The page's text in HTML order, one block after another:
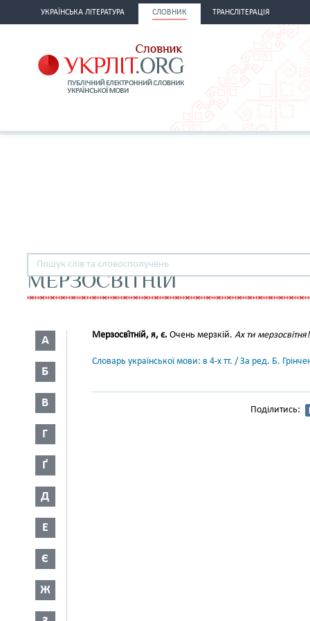
УКРАЇНСЬКА ЛІТЕРАТУРА СЛОВНИК ТРАНСЛІТЕРАЦІЯ
МЕРЗОСВІТНІЙ
А
Б
В
Г
Ґ
Д
Е
Є
Ж
Мерзосві́тній, я, є. Очень мерзкій. Ах ти мерзосвітня!
Словарь української мови: в 4-х тт. / За ред. Б.
Поділитись: